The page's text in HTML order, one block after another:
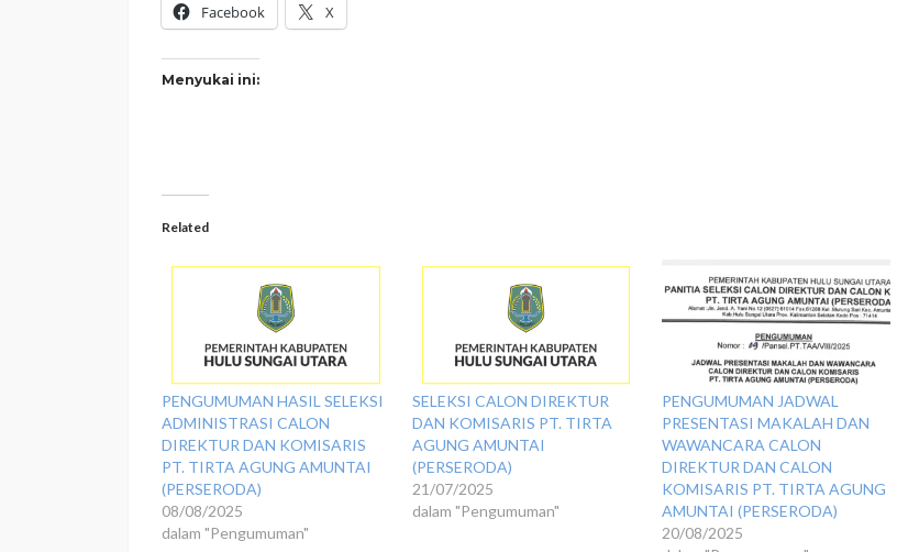
Facebook X
Menyukai ini:
Related
PENGUMUMAN HASIL SELEKSI
ADMINISTRASI CALON
DIREKTUR DAN KOMISARIS
PT. TIRTA AGUNG AMUNTAI
(PERSERODA)
08/08/2025
dalam "Pengumuman"
SELEKSI CALON DIREKTUR
DAN KOMISARIS PT. TIRTA
AGUNG AMUNTAI
(PERSERODA)
21/07/2025
dalam "Pengumuman"
PENGUMUMAN JADWAL
PRESENTASI MAKALAH DAN
WAWANCARA CALON
DIREKTUR DAN CALON
KOMISARIS PT. TIRTA AGUNG
AMUNTAI (PERSERODA)
20/08/2025